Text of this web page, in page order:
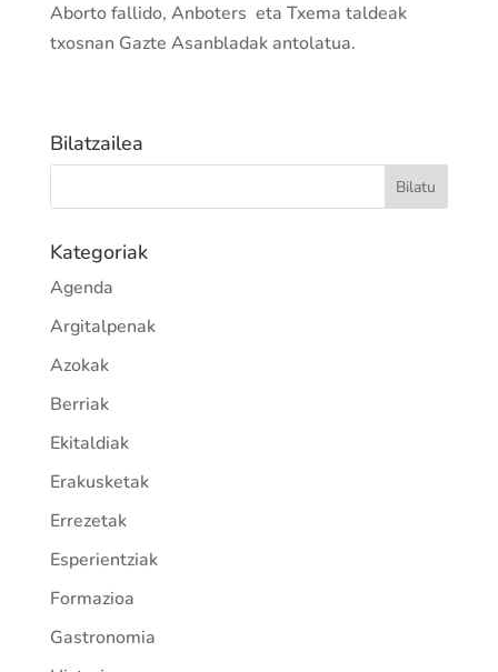
Aborto fallido, Anboters eta Txema taldeak
txosnan Gazte Asanbladak antolatua.
Bilatzailea
Kategoriak
Agenda
Argitalpenak
Azokak
Berriak
Ekitaldiak
Erakusketak
Errezetak
Esperientziak
Formazioa
Gastronomia